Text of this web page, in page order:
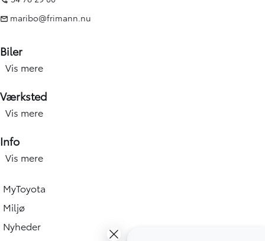
maribo@frimann.nu
Biler
Nye biler
Kampagner
Erhverv
Book prøvetur
Beregn salgspris på din bil
Toyota Approved Used
Biludlejning
Vis mere
Værksted
Værksted forside
Hjulskift & dæk
Skadecenter & smart Repair
Tilbehør og reservedele
Vis mere
Info
Åbningstid
Toyota Vejhjælp
Bliv ringet op
Skriv til os
Vis mere
MyToyota
Miljø
Nyheder